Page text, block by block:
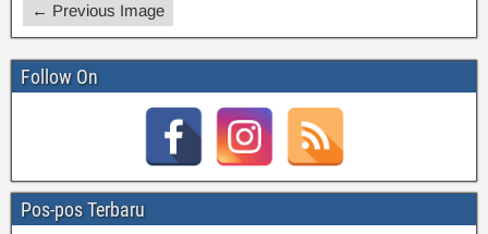
← Previous Image
Follow On
Pos-pos Terbaru